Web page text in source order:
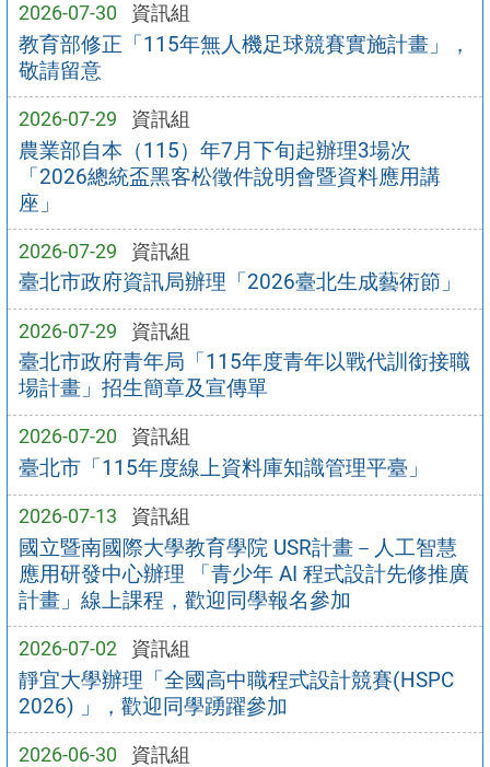
2026-07-30 資訊組
教育部修正「115年無人機足球競賽實施計畫」，
敬請留意
2026-07-29 資訊組
農業部自本（115）年7月下旬起辦理3場次
「2026總統盃黑客松徵件說明會暨資料應用講
座」
2026-07-29 資訊組
臺北市政府資訊局辦理「2026臺北生成藝術節」
2026-07-29 資訊組
臺北市政府青年局「115年度青年以戰代訓銜接職
場計畫」招生簡章及宣傳單
2026-07-20 資訊組
臺北市「115年度線上資料庫知識管理平臺」
2026-07-13 資訊組
國立暨南國際大學教育學院 USR計畫－人工智慧
應用研發中心辦理 「青少年 AI 程式設計先修推廣
計畫」線上課程，歡迎同學報名參加
2026-07-02 資訊組
靜宜大學辦理「全國高中職程式設計競賽(HSPC
2026) 」，歡迎同學踴躍參加
2026-06-30 資訊組